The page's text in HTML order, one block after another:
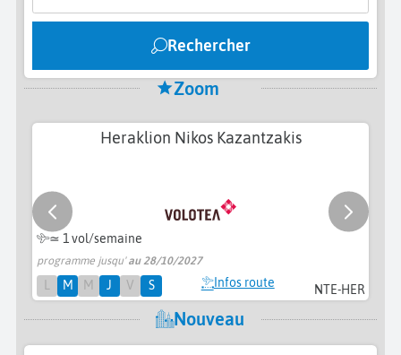
Rechercher
Zoom
NTE-HER
Heraklion Nikos Kazantzakis
≃ 1 vol/semaine
programme jusqu'au 28/10/2027
L M M J V S Infos route
Nouveau